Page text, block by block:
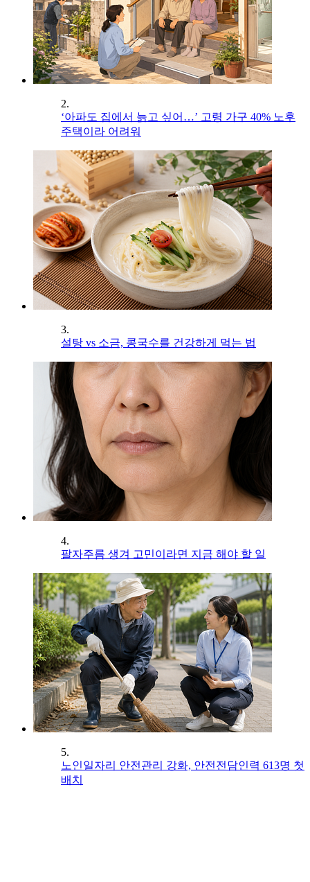
2.
‘아파도 집에서 늙고 싶어…’ 고령 가구 40% 노후
주택이라 어려워
3.
설탕 vs 소금, 콩국수를 건강하게 먹는 법
4.
팔자주름 생겨 고민이라면 지금 해야 할 일
5.
노인일자리 안전관리 강화, 안전전담인력 613명 첫
배치